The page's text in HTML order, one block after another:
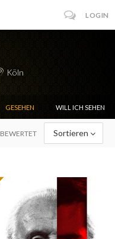
LOGIN
Köln
GESEHEN WILL ICH SEHEN
BEWERTET Sortieren